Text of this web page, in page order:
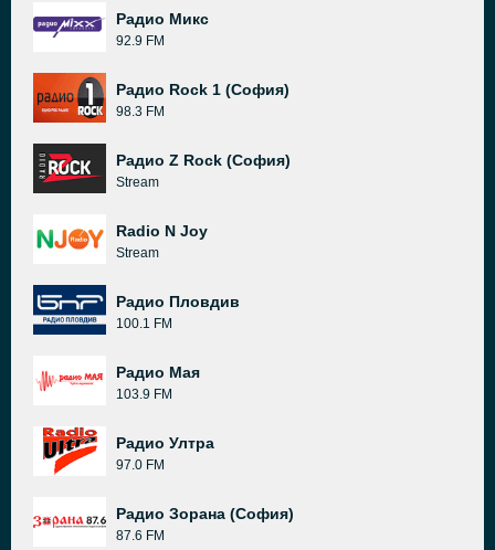
Радио Микс
92.9 FM
Радио Rock 1 (София)
98.3 FM
Радио Z Rock (София)
Stream
Radio N Joy
Stream
Радио Пловдив
100.1 FM
Радио Мая
103.9 FM
Радио Ултра
97.0 FM
Радио Зорана (София)
87.6 FM